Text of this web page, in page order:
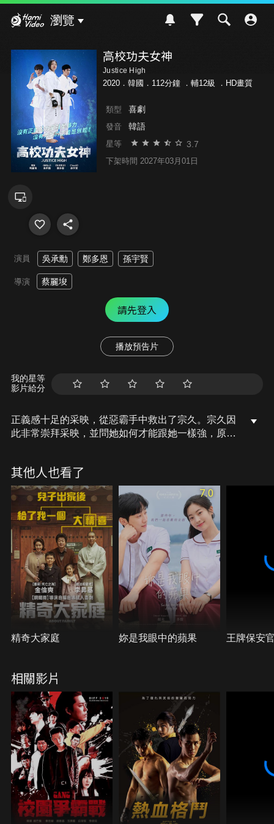
瀏覽
高校功夫女神
Justice High
2020．韓國．112分鐘 ． 輔12級 ．HD畫質
類型 喜劇
發音 韓語
星等 3.7
下架時間 2027年03月01日
演員 吳承勳 鄭多恩 孫宇賢
導演 蔡麗埈
請先登入
播放預告片
我的星等
影片給分
正義感十足的采映，從惡霸手中救出了宗久。宗久因
此非常崇拜采映，並問她如何才能跟她一樣強，原來
采映的海成同樣前往受訓，現在他們要聯手給那些惡
霸好看。
其他人也看了
精奇大家庭
7.0
妳是我眼中的蘋果 王牌保安
相關影片